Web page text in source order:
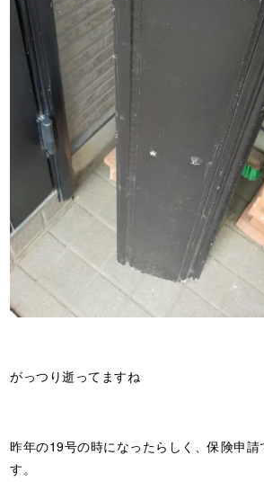
がっつり逝ってますね
昨年の19号の時になったらしく、保険申
す。